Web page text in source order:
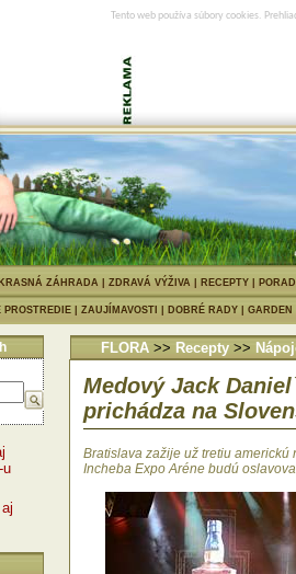
Tento web používa súbory cookies.
ZÁHRADA| ZDRAVÁ VÝŽIVA| RECEPTY|
PROSTREDIE ZAUJÍMAVOSTI DOBRÉ RADY
u
FLORA >> Recepty >>
Medový Jack
prichádza na
Bratislava zažije už tretiu
Incheba Expo Aréne budú